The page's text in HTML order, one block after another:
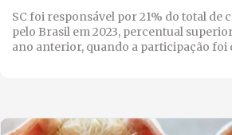
SC foi responsável por 21% do total de
pelo Brasil em 2023, percentual
ano anterior, quando a participação foi